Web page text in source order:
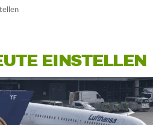
EINSTELLEN